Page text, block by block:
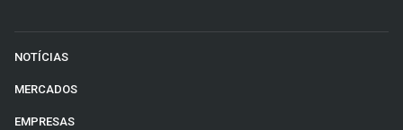
NOTÍCIAS
MERCADOS
EMPRESAS